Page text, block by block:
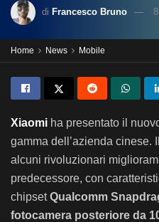
di Francesco Bruno
Home News Mobile
Xiaomi ha presentato il
gamma dell’azienda cinese.
alcuni rivoluzionari
predecessore, con
chipsetQualcomm
fotocamera posteriore da